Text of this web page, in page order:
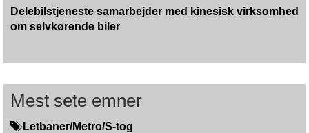
Delebilstjeneste samarbejder med kinesisk virksomhed
om selvkørende biler
Mest sete emner
Letbaner/Metro/S-tog